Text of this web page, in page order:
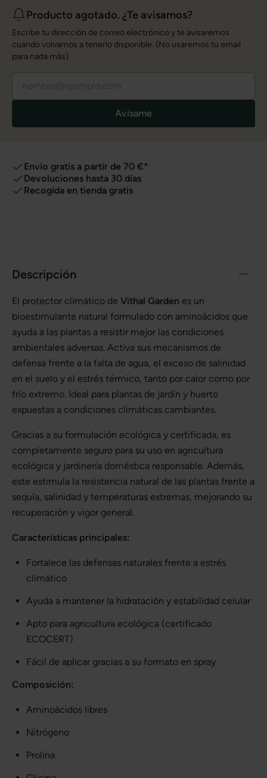
Producto agotado. ¿Te avisamos?
Escribe tu dirección de correo electrónico y te avisaremos
cuando volvamos a tenerlo disponible. (No usaremos tu email
para nada más)
Avísame
Envío gratis a partir de 70 €*
Devoluciones hasta 30 días
Recogida en tienda gratis
Descripción
El protector climático de Vithal Garden es un
bioestimulante natural formulado con aminoácidos que
ayuda a las plantas a resistir mejor las condiciones
ambientales adversas. Activa sus mecanismos de
defensa frente a la falta de agua, el exceso de salinidad
en el suelo y el estrés térmico, tanto por calor como por
frío extremo. Ideal para plantas de jardín y huerto
expuestas a condiciones climáticas cambiantes.
Gracias a su formulación ecológica y certificada, es
completamente seguro para su uso en agricultura
ecológica y jardinería doméstica responsable. Además,
este estimula la resistencia natural de las plantas frente a
sequía, salinidad y temperaturas extremas, mejorando su
recuperación y vigor general.
Características principales:
Fortalece las defensas naturales frente a estrés
climático
Ayuda a mantener la hidratación y estabilidad celular
Apto para agricultura ecológica (certificado
ECOCERT)
Fácil de aplicar gracias a su formato en spray
Composición:
Aminoácidos libres
Nitrógeno
Prolina